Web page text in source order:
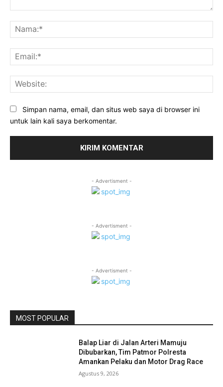
Simpan nama, email, dan situs web saya di browser ini
untuk lain kali saya berkomentar.
- Advertisment -
- Advertisment -
- Advertisment -
MOST POPULAR
Balap Liar di Jalan Arteri Mamuju
Dibubarkan, Tim Patmor Polresta
Amankan Pelaku dan Motor Drag Race
Agustus 9, 2026